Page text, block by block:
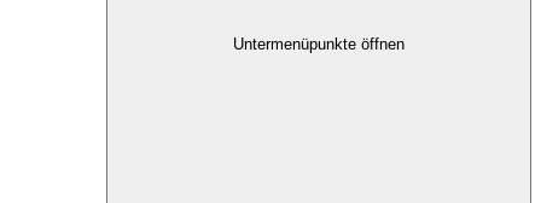
Untermenüpunkte öffnen